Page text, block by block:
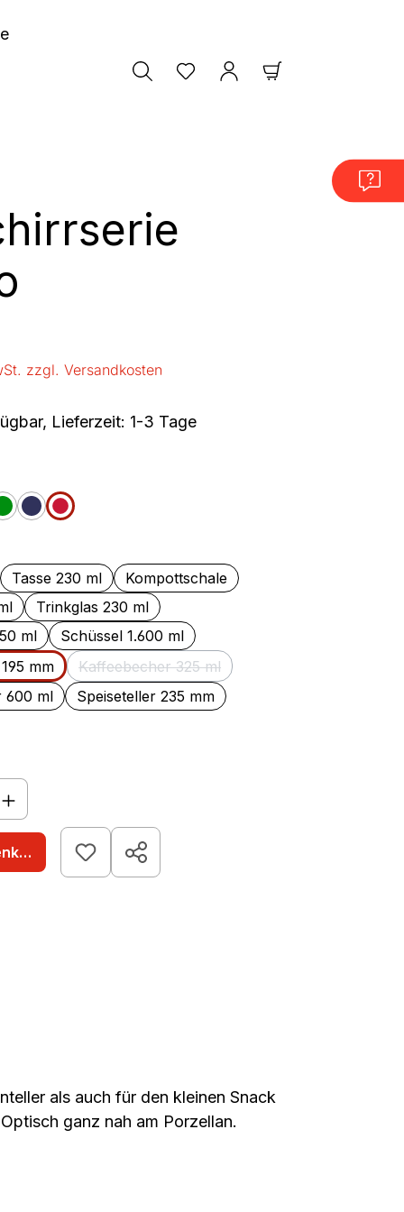
zzgl. Versandkosten
Lieferzeit: 1-3 Tage
GrünJeansCherry
Tasse 230 ml
Kompottschale
Trinkglas 230 ml
ml
Schüssel 1.600 ml
mm
Kaffeebecher 325 ml
(Diese Option ist zurzeit nicht verfügbar.)
600 ml Speiseteller 235 mm
Gib den gewünschten Wert
als auch für den kleinen Snack
ganz nah am Porzellan.